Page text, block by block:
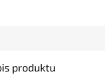
produktu